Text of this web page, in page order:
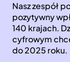
Nasz zespół
pozytywny
140 krajach.
cyfrowym
do 2025 roku.